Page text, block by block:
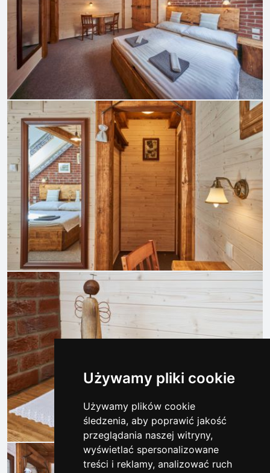
Używamy pliki cookie
Używamy plików cookie
śledzenia, aby poprawić jakość
przeglądania naszej witryny,
wyświetlać spersonalizowane
treści i reklamy, analizować ruch